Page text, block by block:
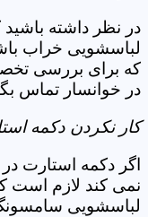
در نظر داشته
لباسشویی خراب
که برای بررسی
در خوانسار تماس
کار نکردن دکمه
اگر دکمه استارت
نمی کند لازم است
لباسشویی سامسونگ